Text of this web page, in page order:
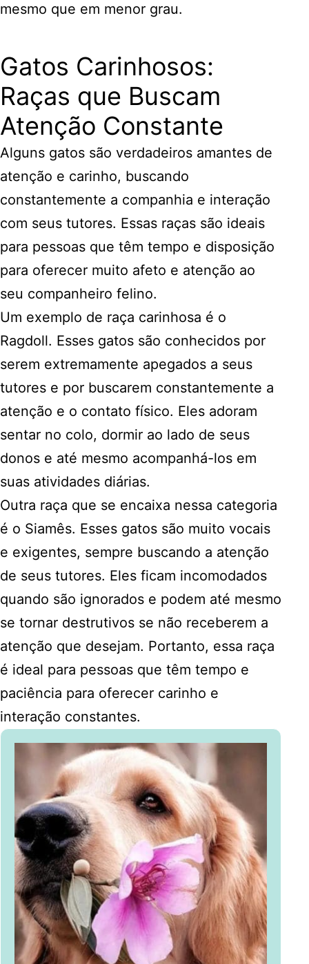
mesmo que em menor grau.
Gatos Carinhosos:
Raças que Buscam
Atenção Constante
Alguns gatos são verdadeiros amantes de
atenção e carinho, buscando
constantemente a companhia e interação
com seus tutores. Essas raças são ideais
para pessoas que têm tempo e disposição
para oferecer muito afeto e atenção ao
seu companheiro felino.
Um exemplo de raça carinhosa é o
Ragdoll. Esses gatos são conhecidos por
serem extremamente apegados a seus
tutores e por buscarem constantemente a
atenção e o contato físico. Eles adoram
sentar no colo, dormir ao lado de seus
donos e até mesmo acompanhá-los em
suas atividades diárias.
Outra raça que se encaixa nessa categoria
é o Siamês. Esses gatos são muito vocais
e exigentes, sempre buscando a atenção
de seus tutores. Eles ficam incomodados
quando são ignorados e podem até mesmo
se tornar destrutivos se não receberem a
atenção que desejam. Portanto, essa raça
é ideal para pessoas que têm tempo e
paciência para oferecer carinho e
interação constantes.